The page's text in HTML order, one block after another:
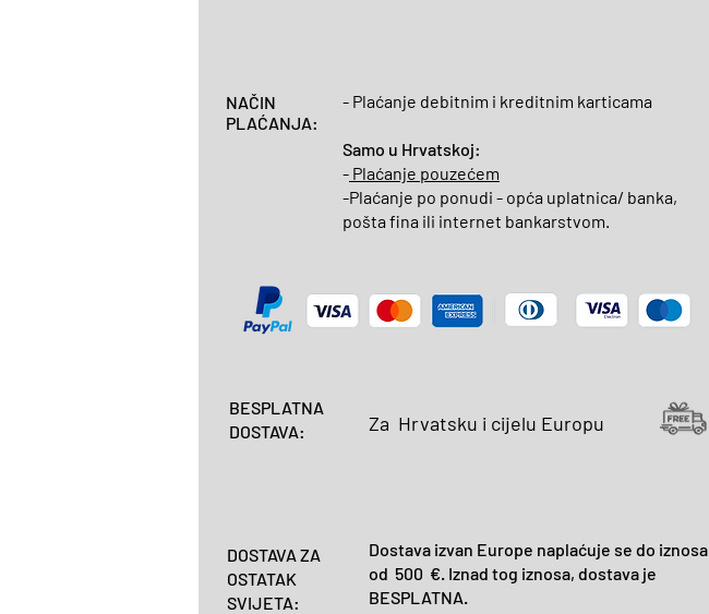
NAČIN
PLAĆANJA:
- Plaćanje debitnim i kreditnim karticama
Samo u Hrvatskoj:
- Plaćanje pouzećem
-Plaćanje po ponudi - opća uplatnica/ banka,
pošta fina ili internet bankarstvom.
BESPLATNA
DOSTAVA:
Za Hrvatsku i cijelu Europu
DOSTAVA ZA
OSTATAK
SVIJETA:
Dostava izvan Europe naplaćuje se do iznosa
od 500 €. Iznad tog iznosa, dostava je
BESPLATNA.